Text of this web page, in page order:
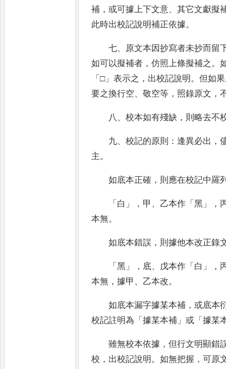
補 ，或可據上下文意、其它文獻擬
此時出校記說明補正依據。
七、
原文本因抄寫者未抄而留
如可以擬補者 ，仿照上條擬補之。
「□」表示之 ， 出校記說明。但如
要之換行空、敬空等 ， 照錄原文 ，
八 、校本如有殘缺 ， 則略去不
九、校記的原則 ：逢異必出 ，
主。
如底本正確 ， 則應在校記中羅
「 白 」， 甲 、 乙本作 「黑 」，
本無。
如底本錯誤 ， 則據他本改正錄
「黑 」， 底、 戊本作 「 白 」，
本無 ，據甲 、 乙本改。
如底本漏字據某本補 ，或底本
校記註明為 「據某本補 」或 「據某
雖無校本依據 ，但行文明顯錯
校 ， 出校記說明。如無把握 ，可原